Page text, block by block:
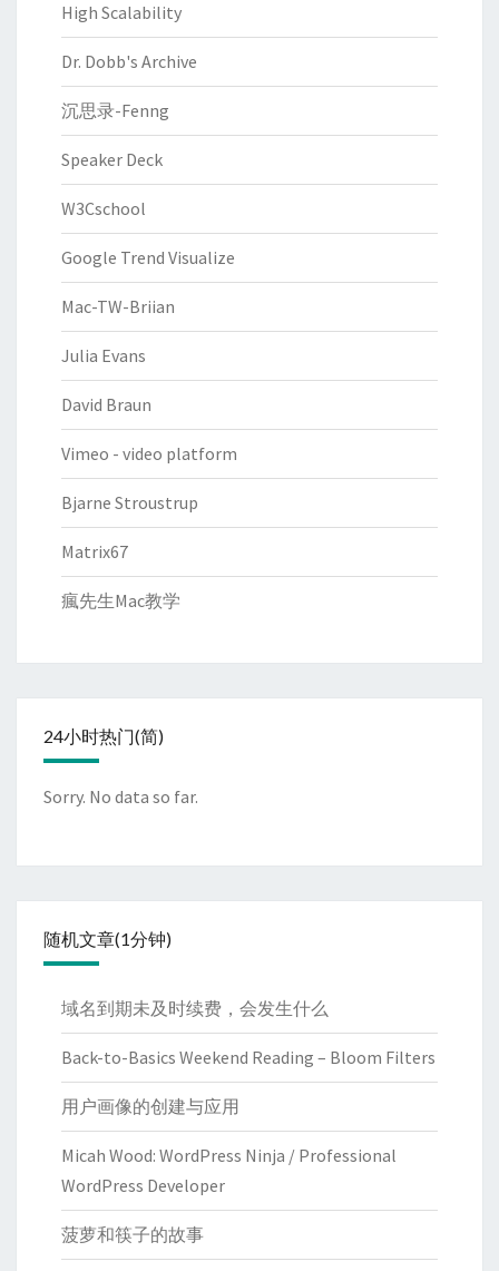
High Scalability
Dr. Dobb's Archive
沉思录-Fenng
Speaker Deck
W3Cschool
Google Trend Visualize
Mac-TW-Briian
Julia Evans
David Braun
Vimeo - video platform
Bjarne Stroustrup
Matrix67
瘋先生Mac教学
24小时热门(简)
Sorry. No data so far.
随机文章(1分钟)
域名到期未及时续费，会发生什么
Back-to-Basics Weekend Reading – Bloom Filters
用户画像的创建与应用
Micah Wood: WordPress Ninja / Professional
WordPress Developer
菠萝和筷子的故事